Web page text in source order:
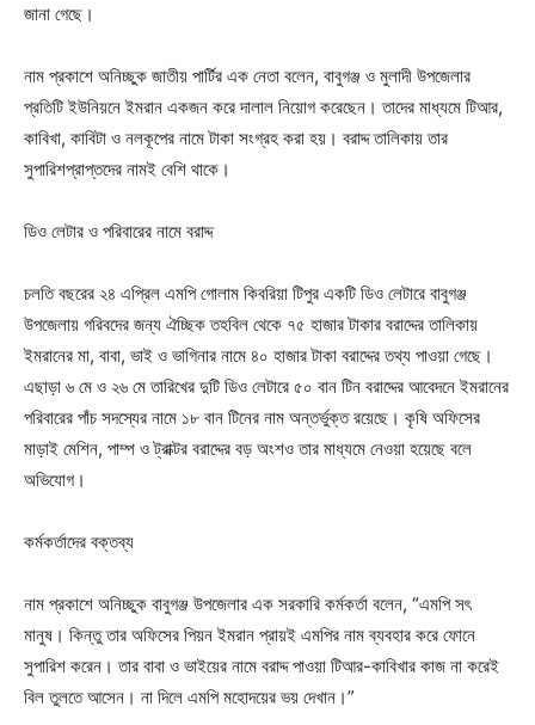
জানা গেছে।
নাম প্রকাশে অনিচ্ছুক জাতীয় পার্টির এক নেতা বলেন, বাবুগঞ্জ ও মুলাদী উপজেলার
প্রতিটি ইউনিয়নে ইমরান একজন করে দালাল নিয়োগ করেছেন। তাদের মাধ্যমে টিআর,
কাবিখা, কাবিটা ও নলকূপের নামে টাকা সংগ্রহ করা হয়। বরাদ্দ তালিকায় তার
সুপারিশপ্রাপ্তদের নামই বেশি থাকে।
ডিও লেটার ও পরিবারের নামে বরাদ্দ
চলতি বছরের ২৪ এপ্রিল এমপি গোলাম কিবরিয়া টিপুর একটি ডিও লেটারে বাবুগঞ্জ
উপজেলায় গরিবদের জন্য ঐচ্ছিক তহবিল থেকে ৭৫ হাজার টাকার বরাদ্দের তালিকায়
ইমরানের মা, বাবা, ভাই ও ভাগিনার নামে ৪০ হাজার টাকা বরাদ্দের তথ্য পাওয়া গেছে।
এছাড়া ৬ মে ও ২৬ মে তারিখের দুটি ডিও লেটারে ৫০ বান টিন বরাদ্দের আবেদনে ইমরানের
পরিবারের পাঁচ সদস্যের নামে ১৮ বান টিনের নাম অন্তর্ভুক্ত রয়েছে। কৃষি অফিসের
মাড়াই মেশিন, পাম্প ও ট্রাক্টর বরাদ্দের বড় অংশও তার মাধ্যমে নেওয়া হয়েছে বলে
অভিযোগ।
কর্মকর্তাদের বক্তব্য
নাম প্রকাশে অনিচ্ছুক বাবুগঞ্জ উপজেলার এক সরকারি কর্মকর্তা বলেন, “এমপি সৎ
মানুষ। কিন্তু তার অফিসের পিয়ন ইমরান প্রায়ই এমপির নাম ব্যবহার করে ফোনে
সুপারিশ করেন। তার বাবা ও ভাইয়ের নামে বরাদ্দ পাওয়া টিআর-কাবিখার কাজ না করেই
বিল তুলতে আসেন। না দিলে এমপি মহোদয়ের ভয় দেখান।”